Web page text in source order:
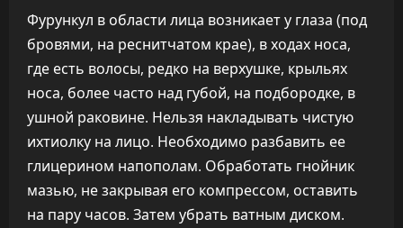
Фурункул в области лица возникает у глаза (под
бровями, на реснитчатом крае), в ходах носа,
где есть волосы, редко на верхушке, крыльях
носа, более часто над губой, на подбородке, в
ушной раковине. Нельзя накладывать чистую
ихтиолку на лицо. Необходимо разбавить ее
глицерином напополам. Обработать гнойник
мазью, не закрывая его компрессом, оставить
на пару часов. Затем убрать ватным диском.